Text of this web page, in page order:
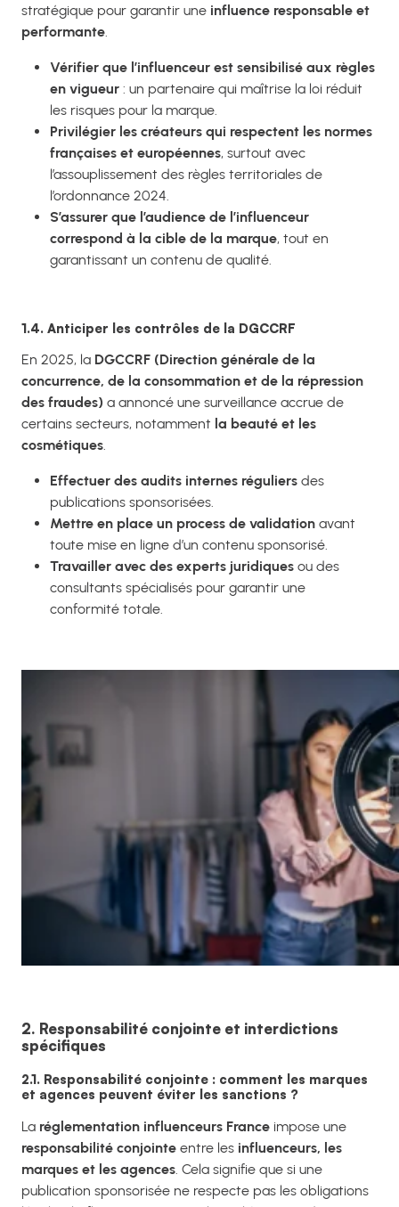
stratégique pour garantir une influence responsable et
performante
Vérifier que l’influenceur est sensibilisé aux règles
en vigueur : un partenaire qui maîtrise la loi réduit
les risques pour la marque.
Privilégier les créateurs qui respectent les normes
françaises et européennes, surtout avec
l’assouplissement des règles territoriales de
l’ordonnance 2024.
S’assurer que l’audience de l’influenceur
correspond à la cible de la marque, tout en
garantissant un contenu de qualité.
1.4. Anticiper les contrôles de la DGCCRF
En 2025, la DGCCRF (Direction générale de la
concurrence, de la consommation et de la répression
des fraudes) a annoncé une surveillance accrue de
certains secteurs, notamment la beauté et les
cosmétiques.
Effectuer des audits internes réguliers des
publications sponsorisées.
Mettre en place un process de validation avant
toute mise en ligne d’un contenu sponsorisé.
Travailler avec des experts juridiques ou des
consultants spécialisés pour garantir une
conformité totale.
2. Responsabilité conjointe et interdictions
spécifiques
2.1. Responsabilité conjointe : comment les marques
et agences peuvent éviter les sanctions ?
La réglementation influenceurs France impose une
responsabilité conjointe entre les influenceurs, les
marques et les agences. Cela signifie que si une
publication sponsorisée ne respecte pas les obligations